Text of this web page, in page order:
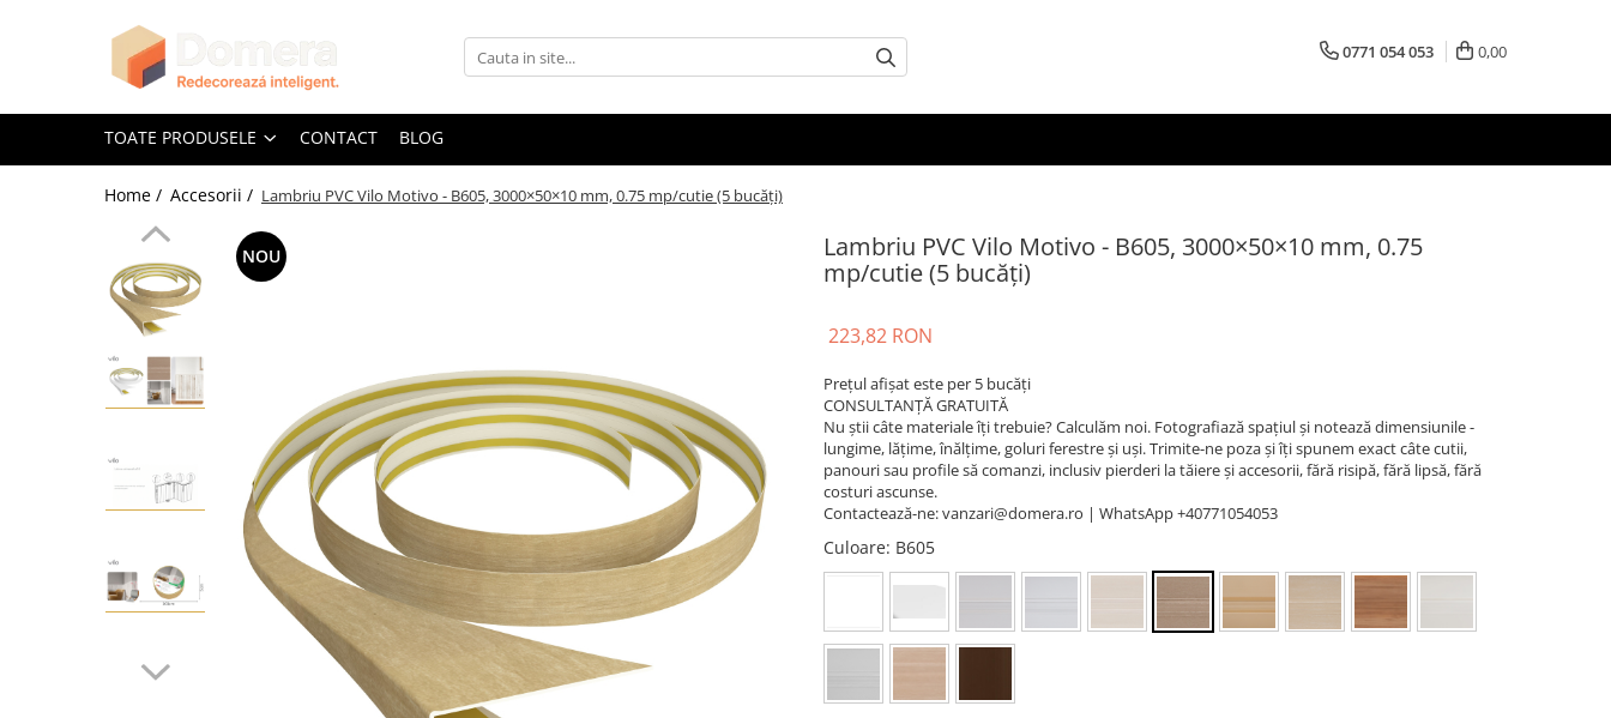
Toate Produsele
Parchet SPC
Riflaje Decorative
Riflaje Interioare
Glafuri Interioare
Glafuri Exterioare
Plinte, Plinte PVC, Plinte MDF
Plinte MDF Premium
Accesorii Plinte
Colt Exterior Plinta
Colt Interior Plinta
0771 054 053 0,00
TOATE PRODUSELE CONTACT BLOG
Home / Accesorii / Lambriu PVC Vilo Motivo - B605, 3000×50×10 mm, 0.75 mp/cutie (5 bucăți)
Lambriu PVC Vilo Motivo - B605, 3000×50×10 mm, 0.75
mp/cutie (5 bucăți)
NOU
223,82 RON
Prețul afișat este per 5 bucăți
CONSULTANȚĂ GRATUITĂ
Nu știi câte materiale îți trebuie? Calculăm noi. Fotografiază spațiul și notează dimensiunile -
lungime, lățime, înălțime, goluri ferestre și uși. Trimite-ne poza și îți spunem exact câte cutii,
panouri sau profile să comanzi, inclusiv pierderi la tăiere și accesorii, fără risipă, fără lipsă, fără
costuri ascunse.
Contactează-ne: vanzari@domera.ro | WhatsApp +40771054053
Culoare: B605